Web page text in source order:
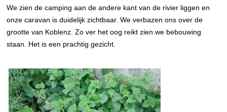
We zien de camping aan de andere kant van de rivier liggen en
onze caravan is duidelijk zichtbaar. We verbazen ons over de
grootte van Koblenz. Zo ver het oog reikt zien we bebouwing
staan. Het is een prachtig gezicht.